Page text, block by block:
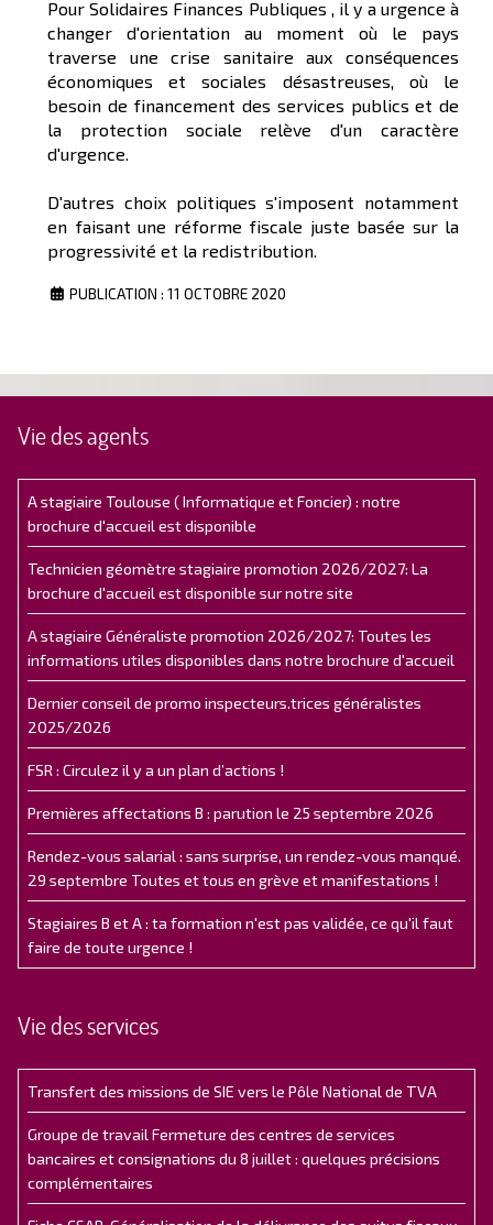
Pour Solidaires Finances Publiques , il y a urgence à
changer d'orientation au moment où le pays
traverse une crise sanitaire aux conséquences
économiques et sociales désastreuses, où le
besoin de financement des services publics et de
la protection sociale relève d'un caractère
d'urgence.
D'autres choix politiques s'imposent notamment
en faisant une réforme fiscale juste basée sur la
progressivité et la redistribution.
PUBLICATION : 11 OCTOBRE 2020
Vie des agents
A stagiaire Toulouse ( Informatique et Foncier) : notre
brochure d'accueil est disponible
Technicien géomètre stagiaire promotion 2026/2027: La
brochure d'accueil est disponible sur notre site
A stagiaire Généraliste promotion 2026/2027: Toutes les
informations utiles disponibles dans notre brochure d'accueil
Dernier conseil de promo inspecteurs.trices généralistes
2025/2026
FSR : Circulez il y a un plan d’actions !
Premières affectations B : parution le 25 septembre 2026
Rendez-vous salarial : sans surprise, un rendez-vous manqué.
29 septembre Toutes et tous en grève et manifestations !
Stagiaires B et A : ta formation n'est pas validée, ce qu'il faut
faire de toute urgence !
Vie des services
Transfert des missions de SIE vers le Pôle National de TVA
Groupe de travail Fermeture des centres de services
bancaires et consignations du 8 juillet : quelques précisions
complémentaires